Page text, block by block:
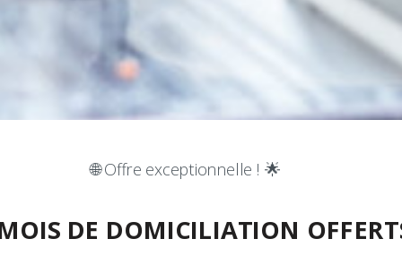
DE DOMICILIATION
🌐 Offre exceptionnelle ! 🌟